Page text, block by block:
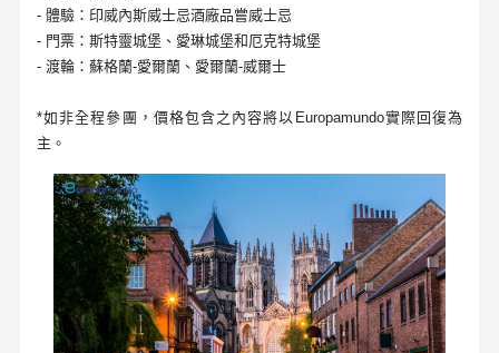
- 體驗：印威內斯威士忌酒廠品嘗威士忌
- 門票：斯特靈城堡、愛琳城堡和厄克特城堡
- 渡輪：蘇格蘭-愛爾蘭、愛爾蘭-威爾士
*如非全程參團，價格包含之內容將以Europamundo實際回復為
主。